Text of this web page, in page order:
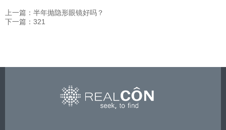
上一篇：半年抛隐形眼镜好吗？
下一篇：321